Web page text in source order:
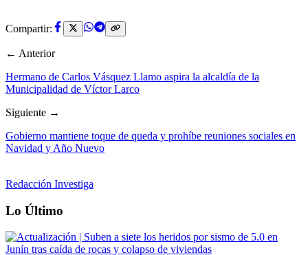
Compartir:
← Anterior
Hermano de Carlos Vásquez Llamo aspira la alcaldía de la
Municipalidad de Víctor Larco
Siguiente →
Gobierno mantiene toque de queda y prohíbe reuniones sociales en
Navidad y Año Nuevo
Redacción Investiga
Lo Último